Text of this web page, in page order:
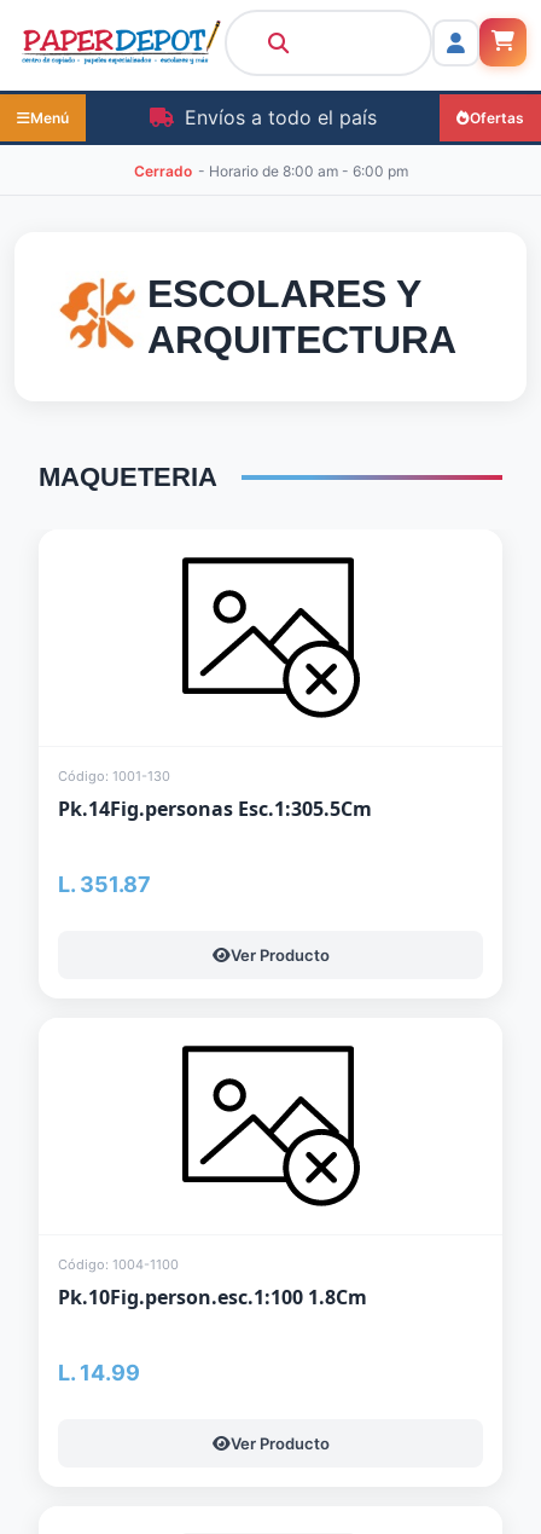
Menú Envíos a todo el país Ofertas
Cerrado - Horario de 8:00 am - 6:00 pm
ESCOLARES Y
ARQUITECTURA
MAQUETERIA
Código: 1001-130
Pk.14Fig.personas Esc.1:305.5Cm
L. 351.87
Ver Producto
Código: 1004-1100
Pk.10Fig.person.esc.1:100 1.8Cm
L. 14.99
Ver Producto